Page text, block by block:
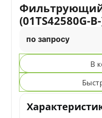
Фильтрующий
(01TS42580G-
по запросу
В